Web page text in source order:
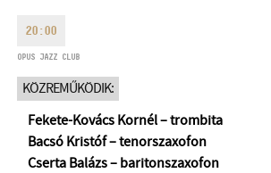
EMAIL
info@opusjazzclub.hu
VASÁRNAP:
20:00
OPUS JAZZ CLUB
KÖZREMŰKÖDIK:
Fekete-Kovács Kornél – trombita
Bacsó Kristóf – tenorszaxofon
Cserta Balázs – baritonszaxofon